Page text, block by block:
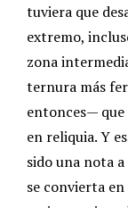
tuviera que
extremo,
zona
ternura más
entonces—
en reliquia. Y
sido una nota
se convierta